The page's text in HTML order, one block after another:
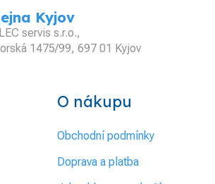
Kyjov
servis s.r.o.,
1475/99, 697 01 Kyjov
O nákupu
Obchodní podmínky
Doprava a platba